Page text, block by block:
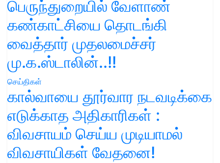
பெருந்துறையில் வேளாண்
கண்காட்சியை தொடங்கி
வைத்தார் முதலமைச்சர்
மு.க.ஸ்டாலின்..!!
செய்திகள்
கால்வாயை தூர்வார நடவடிக்கை
எடுக்காத அதிகாரிகள் :
விவசாயம் செய்ய முடியாமல்
விவசாயிகள் வேதனை!